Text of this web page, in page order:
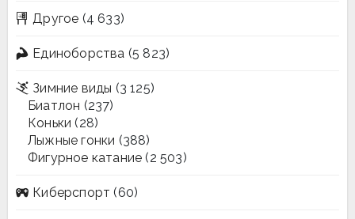
Другое (4 633)
Единоборства (5 823)
Зимние виды (3 125)
Биатлон (237)
Коньки (28)
Лыжные гонки (388)
Фигурное катание (2 503)
Киберспорт (60)